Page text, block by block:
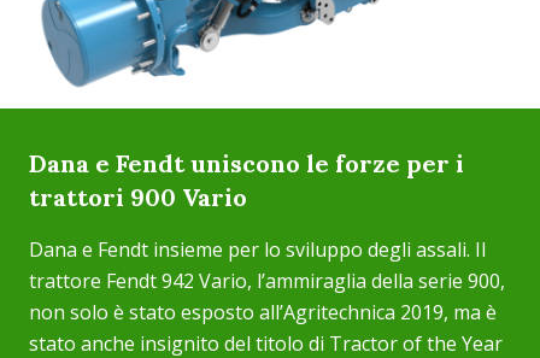
Dana e Fendt uniscono le forze per i
trattori 900 Vario
Dana e Fendt insieme per lo sviluppo degli assali. Il
trattore Fendt 942 Vario, l’ammiraglia della serie 900,
non solo è stato esposto all’Agritechnica 2019, ma è
stato anche insignito del titolo di Tractor of the Year